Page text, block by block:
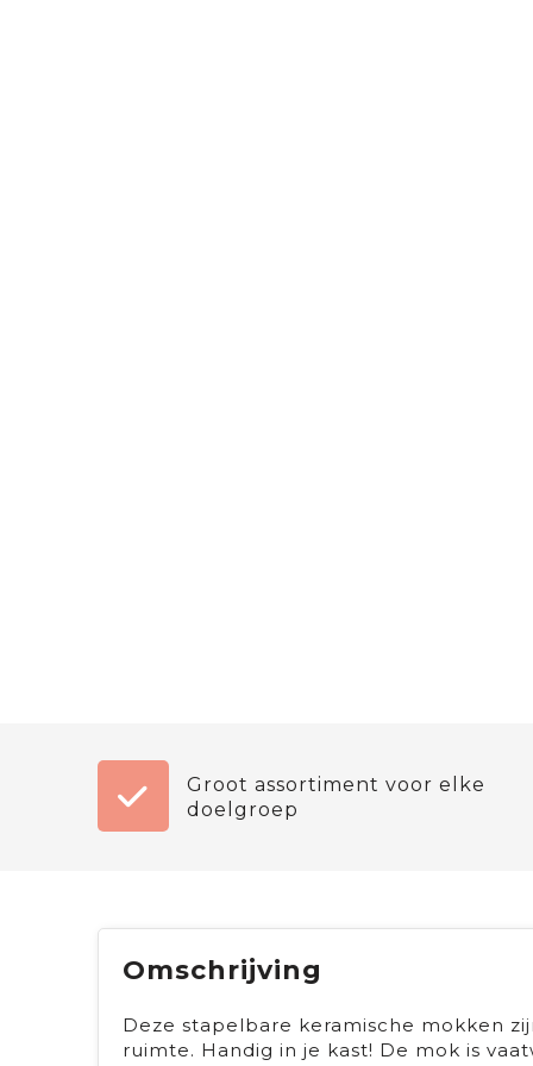
Groot assortiment voor elke
doelgroep
Omschrijving
Deze stapelbare keramische mokken
ruimte. Handig in je kast! De mok is